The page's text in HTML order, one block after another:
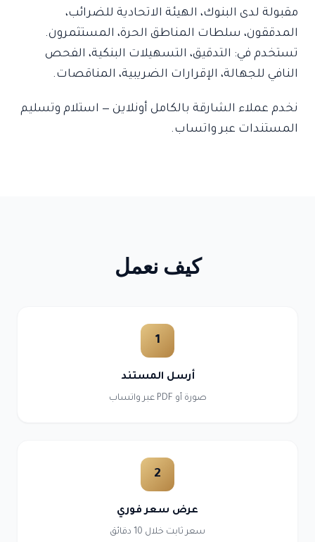
مقبولة لدى البنوك، الهيئة الاتحادية للضرائب،
المدققون، سلطات المناطق الحرة، المستثمرون.
تستخدم في: التدقيق، التسهيلات البنكية، الفحص
النافي للجهالة، الإقرارات الضريبية، المناقصات.
نخدم عملاء الشارقة بالكامل أونلاين — استلام وتسليم
المستندات عبر واتساب.
كيف نعمل
1
أرسل المستند
صورة أو PDF عبر واتساب
2
عرض سعر فوري
سعر ثابت خلال 10 دقائق